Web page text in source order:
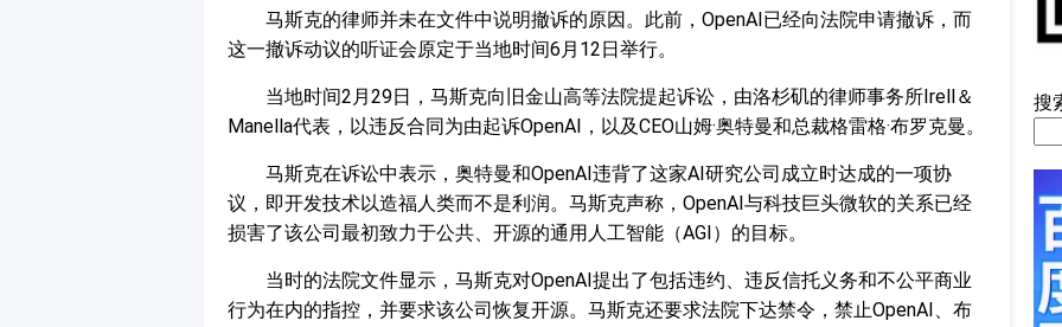
马斯克的律师并未在文件中说明撤诉的原因。此前，OpenAI已经向法院申请撤诉，而
这一撤诉动议的听证会原定于当地时间6月12日举行。
当地时间2月29日，马斯克向旧金山高等法院提起诉讼，由洛杉矶的律师事务所Irell＆
Manella代表，以违反合同为由起诉OpenAI，以及CEO山姆·奥特曼和总裁格雷格·布罗克曼。
马斯克在诉讼中表示，奥特曼和OpenAI违背了这家AI研究公司成立时达成的一项协
议，即开发技术以造福人类而不是利润。马斯克声称，OpenAI与科技巨头微软的关系已经
损害了该公司最初致力于公共、开源的通用人工智能（AGI）的目标。
当时的法院文件显示，马斯克对OpenAI提出了包括违约、违反信托义务和不公平商业
行为在内的指控，并要求该公司恢复开源。马斯克还要求法院下达禁令，禁止OpenAI、布
搜